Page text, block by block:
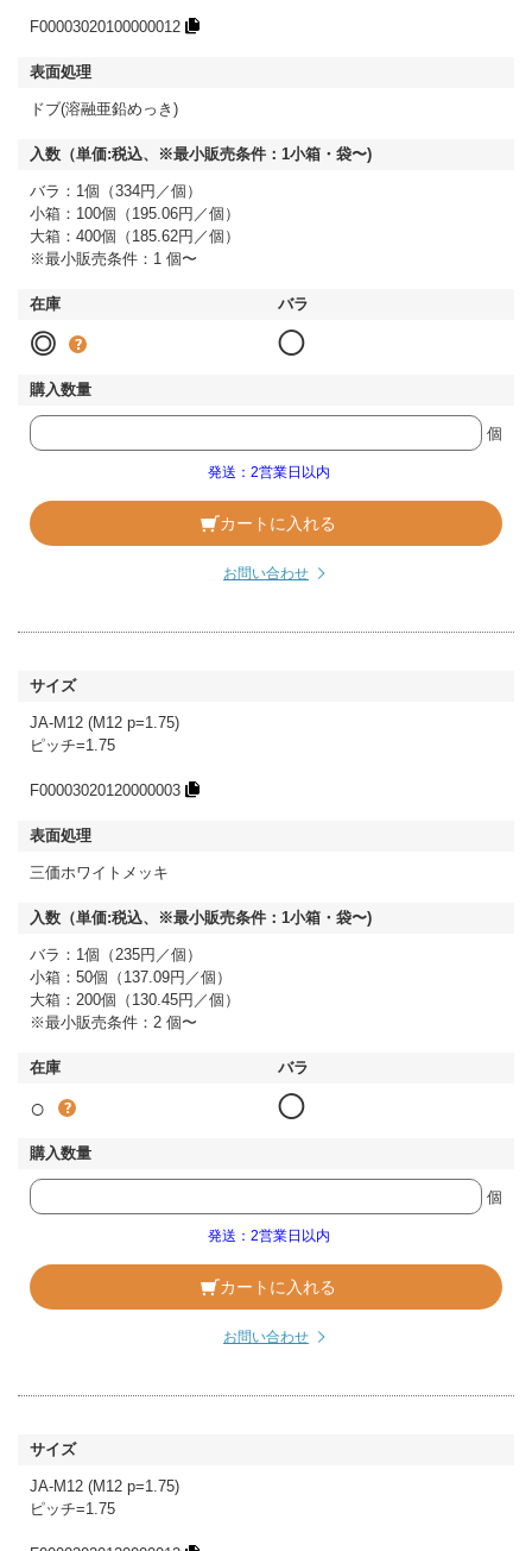
F00003020100000012
ドブ(溶融亜鉛めっき)
バラ：1個（334円／個）
小箱：100個（195.06円／個）
大箱：400個（185.62円／個）
※最小販売条件：1 個〜
◎ ◯
個
発送：2営業日以内
カートに入れる
お問い合わせ
JA-M12 (M12 p=1.75)
ピッチ=1.75
F00003020120000003
三価ホワイトメッキ
バラ：1個（235円／個）
小箱：50個（137.09円／個）
大箱：200個（130.45円／個）
※最小販売条件：2 個〜
○ ◯
個
発送：2営業日以内
カートに入れる
お問い合わせ
JA-M12 (M12 p=1.75)
ピッチ=1.75